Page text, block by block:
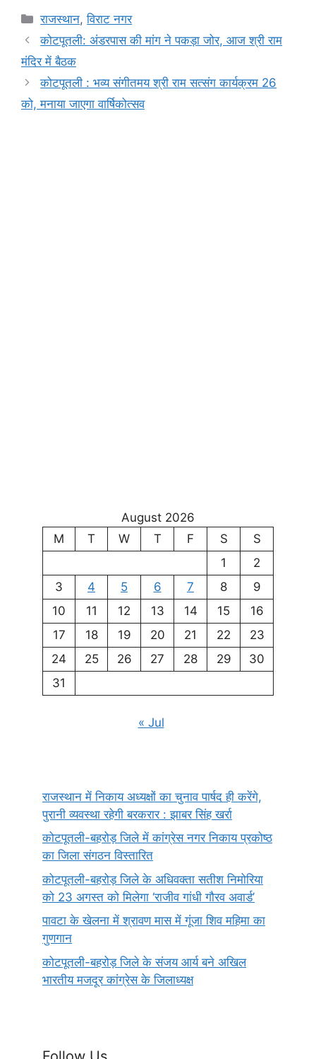
c
e
b
o
o
at
s
A
p
p
s
s
n
g
gr
m
y
n
e
Categories
राजस्थान,विराट नगर
कोटपूतली: अंडरपास की मांग ने पकड़ा जोर, आज श्री राम
मंदिर में बैठक
कोटपूतली : भव्य संगीतमय श्री राम सत्संग कार्यक्रम 26
को, मनाया जाएगा वार्षिकोत्सव
August 2026
M
T W T F S
S
1
2
3
4 5 6 7 8
9
10
11 12 13 14 15
16
17
18 19 20 21 22
23
24
25 26 27 28 29
30
31
« Jul
राजस्थान में निकाय अध्यक्षों का चुनाव पार्षद ही करेंगे,
पुरानी व्यवस्था रहेगी बरकरार : झाबर सिंह खर्रा
कोटपूतली-बहरोड़ जिले में कांग्रेस नगर निकाय प्रकोष्ठ
का जिला संगठन विस्तारित
कोटपूतली-बहरोड़ जिले के अधिवक्ता सतीश निमोरिया
को 23 अगस्त को मिलेगा ‘राजीव गांधी गौरव अवार्ड’
पावटा के खेलना में श्रावण मास में गूंजा शिव महिमा का
गुणगान
कोटपूतली-बहरोड़ जिले के संजय आर्य बने अखिल
भारतीय मजदूर कांग्रेस के जिलाध्यक्ष